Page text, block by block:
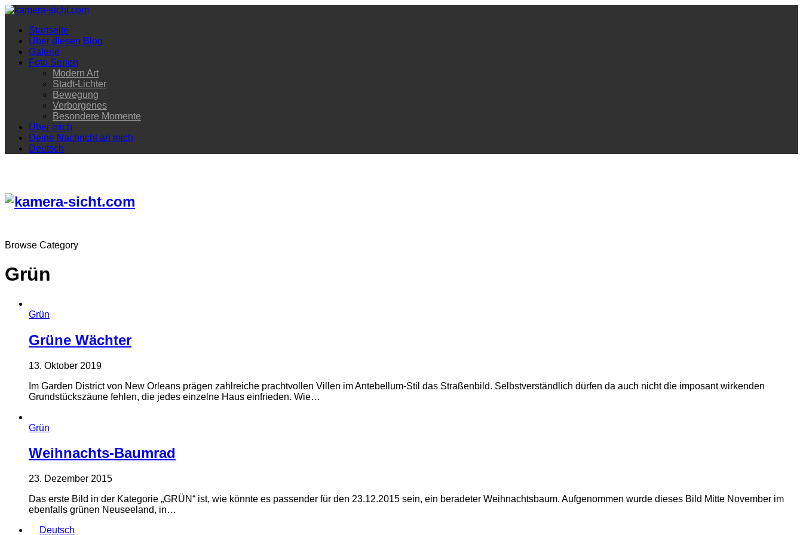
Startseite
Über diesen Blog
Galerie
Foto Serien
Modern Art
Stadt-Lichter
Bewegung
Verborgenes
Besondere Momente
Über mich
Deine Nachricht an mich
Deutsch
Browse Category
Grün
Grün
Grüne Wächter
13. Oktober 2019
Im Garden District von New Orleans prägen zahlreiche prachtvollen Villen im Antebellum-Stil das Straßenbild. Selbstverständlich dürfen da auch nicht die imposant wirkenden
Grundstückszäune fehlen, die jedes einzelne Haus einfrieden. Wie…
Grün
Weihnachts-Baumrad
23. Dezember 2015
Das erste Bild in der Kategorie „GRÜN“ ist, wie könnte es passender für den 23.12.2015 sein, ein beradeter Weihnachtsbaum. Aufgenommen wurde dieses Bild Mitte November im
ebenfalls grünen Neuseeland, in…
Deutsch